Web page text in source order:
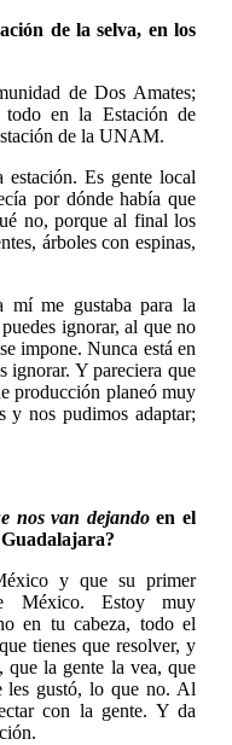
de la selva, en los
de Dos Amates;
en la Estación de
de la UNAM.
Es gente local
por dónde había que
no, porque al final los
árboles con espinas,
me gustaba para la
ignorar, al que no
impone. Nunca está en
ignorar. Y pareciera que
producción planeó muy
y nos pudimos adaptar;
nos van dejandoen el
y que su primer
México. Estoy muy
en tu cabeza, todo el
tienes que resolver, y
que la gente la vea, que
les gustó, lo que no. Al
con la gente. Y da